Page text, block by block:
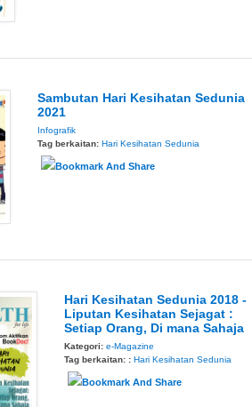
Sambutan Hari Kesihatan Sedunia
2021
Infografik
Tag berkaitan:Hari Kesihatan Sedunia
Hari Kesihatan Sedunia 2018 -
Liputan Kesihatan Sejagat :
Setiap Orang, Di mana Sahaja
Kategori:e-Magazine
Tag berkaitan: :Hari Kesihatan Sedunia